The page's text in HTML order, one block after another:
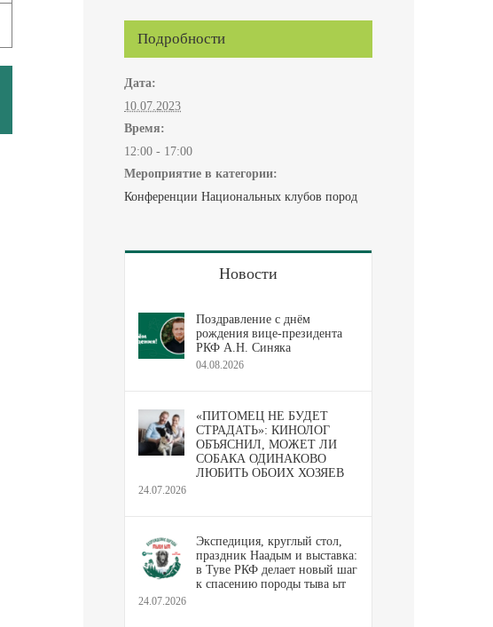
Подробности
Дата:
10.07.2023
Время:
12:00 - 17:00
Мероприятие в категории:
Конференции Национальных клубов пород
Новости
Поздравление с днём
рождения вице-президента
РКФ А.Н. Синяка
04.08.2026
«ПИТОМЕЦ НЕ БУДЕТ
СТРАДАТЬ»: КИНОЛОГ
ОБЪЯСНИЛ, МОЖЕТ ЛИ
СОБАКА ОДИНАКОВО
ЛЮБИТЬ ОБОИХ ХОЗЯЕВ
24.07.2026
Экспедиция, круглый стол,
праздник Наадым и выставка:
в Туве РКФ делает новый шаг
к спасению породы тыва ыт
24.07.2026